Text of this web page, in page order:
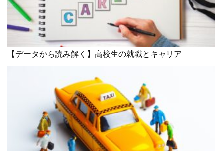
【データから読み解く】高校生の就職とキャリア